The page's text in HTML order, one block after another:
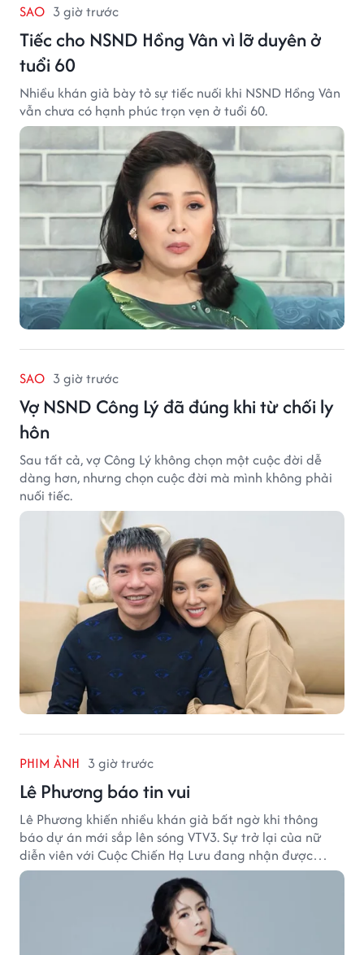
SAO 3 giờ trước
Tiếc cho NSND Hồng Vân vì lỡ duyên ở
tuổi 60
Nhiều khán giả bày tỏ sự tiếc nuối khi NSND Hồng Vân
vẫn chưa có hạnh phúc trọn vẹn ở tuổi 60.
SAO 3 giờ trước
Vợ NSND Công Lý đã đúng khi từ chối ly
hôn
Sau tất cả, vợ Công Lý không chọn một cuộc đời dễ
dàng hơn, nhưng chọn cuộc đời mà mình không phải
nuối tiếc.
PHIM ẢNH 3 giờ trước
Lê Phương báo tin vui
Lê Phương khiến nhiều khán giả bất ngờ khi thông
báo dự án mới sắp lên sóng VTV3. Sự trở lại của nữ
diễn viên với Cuộc Chiến Hạ Lưu đang nhận được
nhiều sự quan tâm.